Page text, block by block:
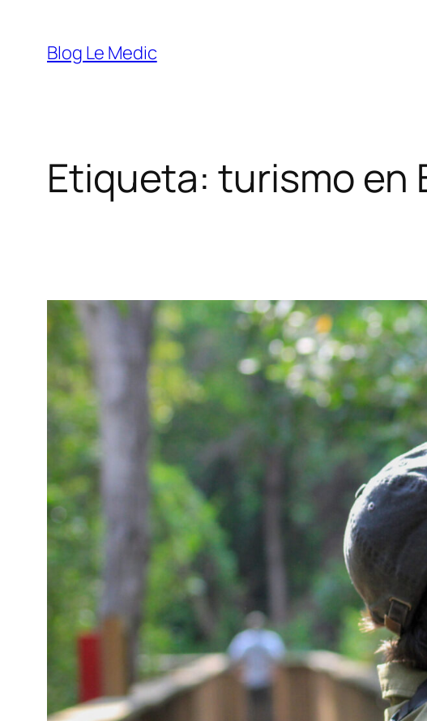
contenido
Blog Le Medic
Etiqueta: turismo en